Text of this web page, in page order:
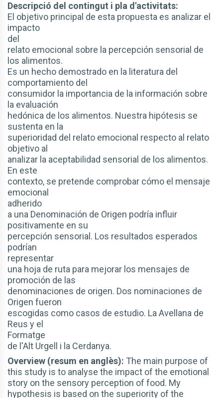
Descripció del contingut i pla d'activitats:
El objetivo principal de esta propuesta es analizar el
impacto
del
relato emocional sobre la percepción sensorial de
los alimentos.
Es un hecho demostrado en la literatura del
comportamiento del
consumidor la importancia de la información sobre
la evaluación
hedónica de los alimentos. Nuestra hipótesis se
sustenta en la
superioridad del relato emocional respecto al relato
objetivo al
analizar la aceptabilidad sensorial de los alimentos.
En este
contexto, se pretende comprobar cómo el mensaje
emocional
adherido
a una Denominación de Origen podría influir
positivamente en su
percepción sensorial. Los resultados esperados
podrían
representar
una hoja de ruta para mejorar los mensajes de
promoción de las
denominaciones de origen. Dos nominaciones de
Origen fueron
escogidas como casos de estudio. La Avellana de
Reus y el
Formatge
de l'Alt Urgell i la Cerdanya.
Overview (resum en anglès): The main purpose of
this study is to analyse the impact of the emotional
story on the sensory perception of food. My
hypothesis is based on the superiority of the